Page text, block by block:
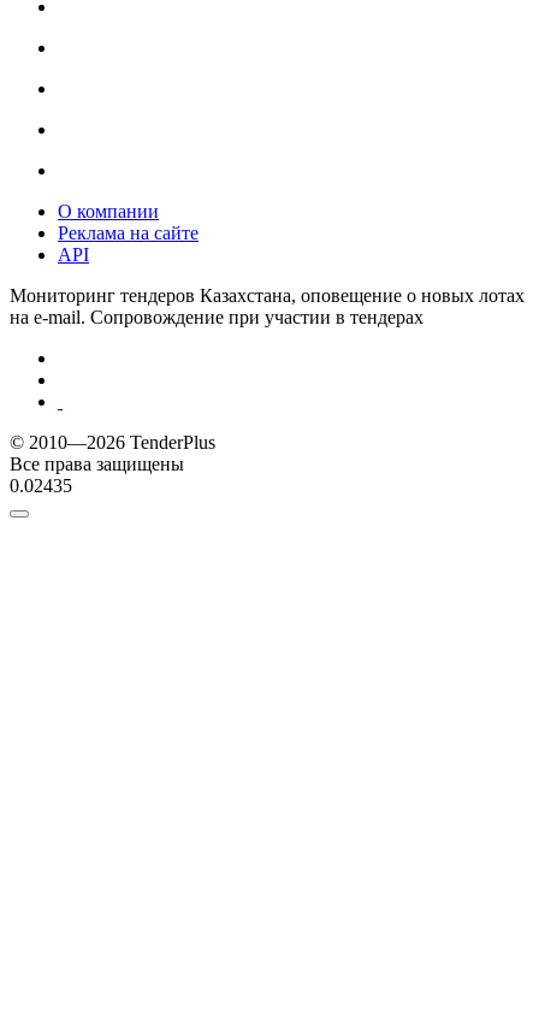
О компании
Реклама на сайте
API
Мониторинг тендеров Казахстана, оповещение о новых лотах
на e-mail. Сопровождение при участии в тендерах
© 2010—2026 TenderPlus
Все права защищены
0.02435